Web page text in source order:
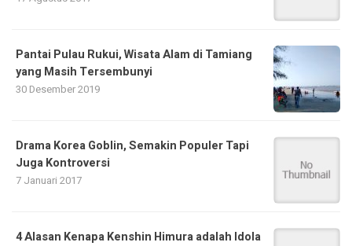
Pantai Pulau Rukui, Wisata Alam di Tamiang
yang Masih Tersembunyi
30 Desember 2019
Drama Korea Goblin, Semakin Populer Tapi
Juga Kontroversi
7 Januari 2017
4 Alasan Kenapa Kenshin Himura adalah Idola